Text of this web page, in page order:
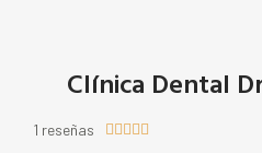
Clínica Dental
1 reseñas     